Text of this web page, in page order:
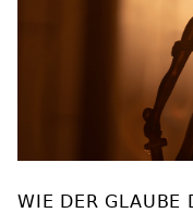
WIE DER GLAUBE